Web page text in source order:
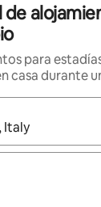
de
para
casa durante
estén